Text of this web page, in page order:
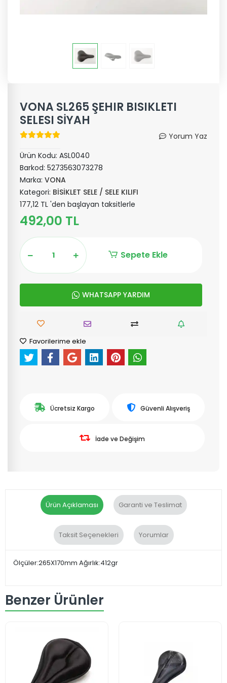
VONA SL265 ŞEHIR BISIKLETI
SELESI SİYAH
Yorum Yaz
Ürün Kodu: ASL0040
Barkod: 5273563073278
Marka: VONA
Kategori: BİSİKLET SELE / SELE KILIFI
177,12 TL 'den başlayan taksitlerle
492,00 TL
Sepete Ekle
WHATSAPP YARDIM
Favorilerime ekle
Ücretsiz Kargo Güvenli Alışveriş
İade ve Değişim
Ürün Açıklaması Garanti ve Teslimat
Taksit Seçenekleri Yorumlar
Ölçüler:265X170mm Ağırlık:412gr
Benzer Ürünler